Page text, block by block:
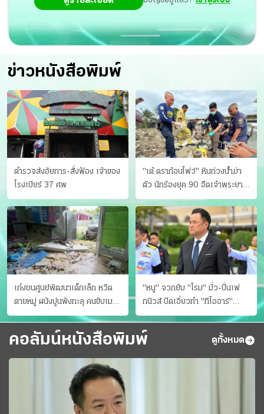
ข่าวหนังสือพิมพ์
ตำรวจส่งอัยการ-สั่งฟ้อง เจ้าของ
โรงเบียร์ 37 ศพ
"เต้ ดราก้อนไฟว์" หินถ่วงน้ำฆ่า
ตัว นักร้องยุค 90 อืดเจ้าพระยา
แฟนหาตัววุ่น เครียดธุรกิจ!
เก๋งชนศูนย์พัฒนาเด็กเล็ก หวิด
ตายหมู่ ผนังปูนพังทะลุ คนขับเมา
ยา
"หนู" จวกยับ "โรม" มั่ว-ปั่นเฟ
กนิวส์ ปัดเอี่ยวทํา "ทีโออาร์"
ต้นทางโกงสอบฉาว
คอลัมน์หนังสือพิมพ์ ดูทั้งหมด